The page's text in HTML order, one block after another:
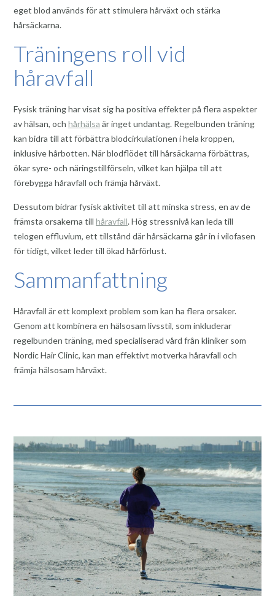
eget blod används för att stimulera hårväxt och stärka
hårsäckarna.
Träningens roll vid
håravfall
Fysisk träning har visat sig ha positiva effekter på flera aspekter
av hälsan, och hårhälsa är inget undantag. Regelbunden träning
kan bidra till att förbättra blodcirkulationen i hela kroppen,
inklusive hårbotten. När blodflödet till hårsäckarna förbättras,
ökar syre- och näringstillförseln, vilket kan hjälpa till att
förebygga håravfall och främja hårväxt.
Dessutom bidrar fysisk aktivitet till att minska stress, en av de
främsta orsakerna till håravfall. Hög stressnivå kan leda till
telogen effluvium, ett tillstånd där hårsäckarna går in i vilofasen
för tidigt, vilket leder till ökad hårförlust.
Sammanfattning
Håravfall är ett komplext problem som kan ha flera orsaker.
Genom att kombinera en hälsosam livsstil, som inkluderar
regelbunden träning, med specialiserad vård från kliniker som
Nordic Hair Clinic, kan man effektivt motverka håravfall och
främja hälsosam hårväxt.